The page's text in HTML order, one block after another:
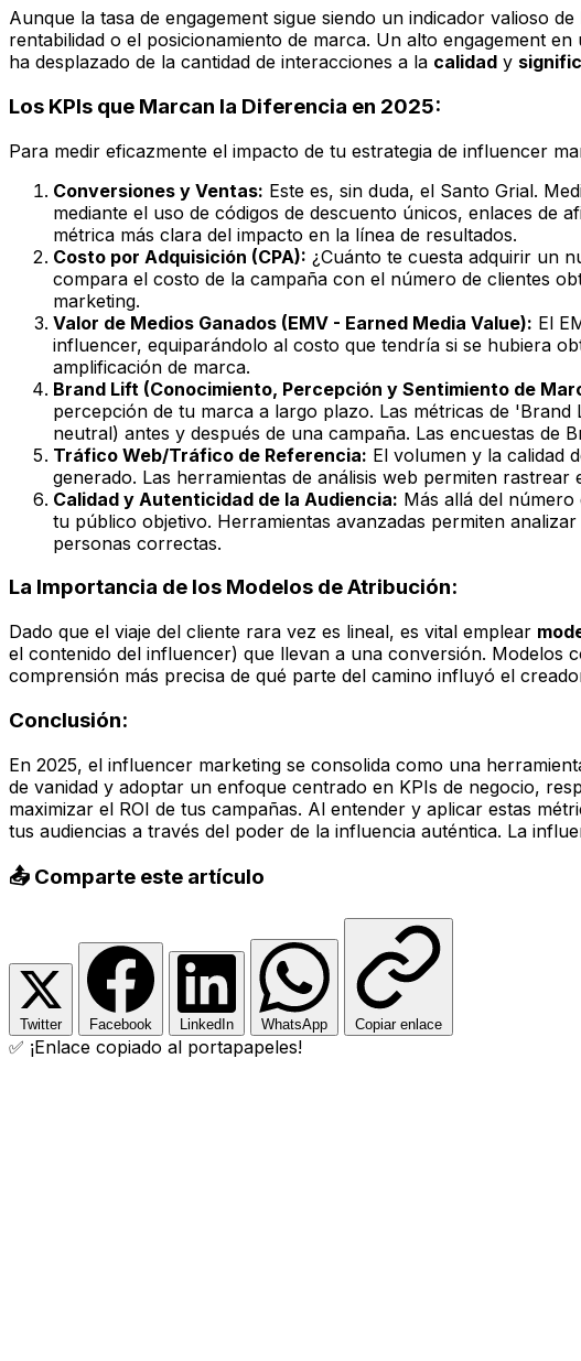
Aunque la tasa de engagement sigue siendo un indicador valioso
rentabilidad o el posicionamiento de marca. Un alto engagement
ha desplazado de la cantidad de interacciones a la calidad y
Los KPIs que Marcan la Diferencia en 2025:
Para medir eficazmente el impacto de tu estrategia de influencer
Conversiones y Ventas: Este es, sin duda, el Santo Grial.
mediante el uso de códigos de descuento únicos, enlaces de
métrica más clara del impacto en la línea de resultados.
Costo por Adquisición (CPA): ¿Cuánto te cuesta adquirir un
compara el costo de la campaña con el número de clientes
marketing.
Valor de Medios Ganados (EMV - Earned Media Value): El
influencer, equiparándolo al costo que tendría si se hubiera
amplificación de marca.
Brand Lift (Conocimiento, Percepción y Sentimiento de
percepción de tu marca a largo plazo. Las métricas de
neutral) antes y después de una campaña. Las encuestas de
Tráfico Web/Tráfico de Referencia: El volumen y la calidad
generado. Las herramientas de análisis web permiten
Calidad y Autenticidad de la Audiencia: Más allá del
tu público objetivo. Herramientas avanzadas permiten
personas correctas.
La Importancia de los Modelos de Atribución:
Dado que el viaje del cliente rara vez es lineal, es vital emplear
el contenido del influencer) que llevan a una conversión. Modelos
comprensión más precisa de qué parte del camino influyó el
Conclusión:
En 2025, el influencer marketing se consolida como una
de vanidad y adoptar un enfoque centrado en KPIs de negocio,
maximizar el ROI de tus campañas. Al entender y aplicar estas
tus audiencias a través del poder de la influencia auténtica. La
📤 Comparte este artículo
Twitter Facebook LinkedIn WhatsApp Copiar enlace
✅ ¡Enlace copiado al portapapeles!